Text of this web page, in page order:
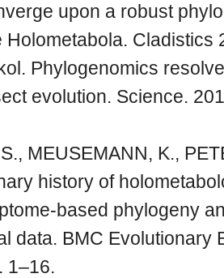
upon a robust
Holometabola. Cladistics
Phylogenomics
evolution. Science.
MEUSEMANN, K.,
history of
based phylogeny
data. BMC Evolutionary
1–16.